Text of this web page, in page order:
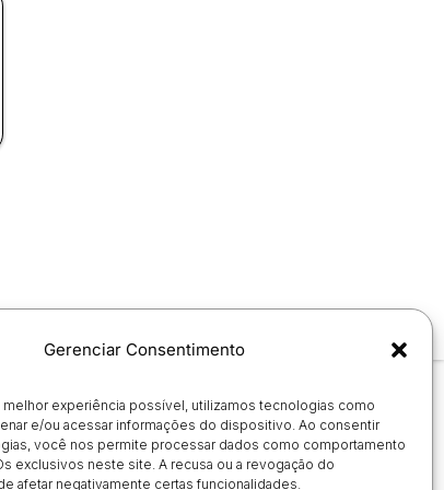
Gerenciar Consentimento
melhor experiência possível, utilizamos tecnologias como
e/ou acessar informações do dispositivo. Ao consentir
você nos permite processar dados como comportamento
exclusivos neste site. A recusa ou a revogação do
afetar negativamente certas funcionalidades.